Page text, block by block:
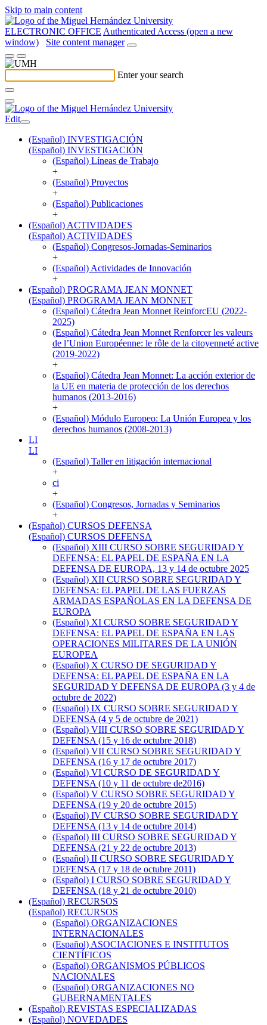
Skip to main content
ELECTRONIC OFFICE Authenticated Access (open a new
window)
Site content manager
Enter your search
Edit
(Español) INVESTIGACIÓN
(Español) INVESTIGACIÓN
(Español) Líneas de Trabajo
+
(Español) Proyectos
+
(Español) Publicaciones
+
(Español) ACTIVIDADES
(Español) ACTIVIDADES
(Español) Congresos-Jornadas-Seminarios
+
(Español) Actividades de Innovación
+
(Español) PROGRAMA JEAN MONNET
(Español) PROGRAMA JEAN MONNET
(Español) Cátedra Jean Monnet ReinforcEU (2022-
2025)
(Español) Cátedra Jean Monnet Renforcer les valeurs
de l’Union Européenne: le rôle de la citoyenneté active
(2019-2022)
+
(Español) Cátedra Jean Monnet: La acción exterior de
la UE en materia de protección de los derechos
humanos (2013-2016)
+
(Español) Módulo Europeo: La Unión Europea y los
derechos humanos (2008-2013)
LI
LI
(Español) Taller en litigación internacional
+
ci
+
(Español) Congresos, Jornadas y Seminarios
+
(Español) CURSOS DEFENSA
(Español) CURSOS DEFENSA
(Español) XIII CURSO SOBRE SEGURIDAD Y
DEFENSA: EL PAPEL DE ESPAÑA EN LA
DEFENSA DE EUROPA, 13 y 14 de octubre 2025
(Español) XII CURSO SOBRE SEGURIDAD Y
DEFENSA: EL PAPEL DE LAS FUERZAS
ARMADAS ESPAÑOLAS EN LA DEFENSA DE
EUROPA
(Español) XI CURSO SOBRE SEGURIDAD Y
DEFENSA: EL PAPEL DE ESPAÑA EN LAS
OPERACIONES MILITARES DE LA UNIÓN
EUROPEA
(Español) X CURSO DE SEGURIDAD Y
DEFENSA: EL PAPEL DE ESPAÑA EN LA
SEGURIDAD Y DEFENSA DE EUROPA (3 y 4 de
octubre de 2022)
(Español) IX CURSO SOBRE SEGURIDAD Y
DEFENSA (4 y 5 de octubre de 2021)
(Español) VIII CURSO SOBRE SEGURIDAD Y
DEFENSA (15 y 16 de octubre 2018)
(Español) VII CURSO SOBRE SEGURIDAD Y
DEFENSA (16 y 17 de octubre 2017)
(Español) VI CURSO DE SEGURIDAD Y
DEFENSA (10 y 11 de octubre de2016)
(Español) V CURSO SOBRE SEGURIDAD Y
DEFENSA (19 y 20 de octubre 2015)
(Español) IV CURSO SOBRE SEGURIDAD Y
DEFENSA (13 y 14 de octubre 2014)
(Español) III CURSO SOBRE SEGURIDAD Y
DEFENSA (21 y 22 de octubre 2013)
(Español) II CURSO SOBRE SEGURIDAD Y
DEFENSA (17 y 18 de octubre 2011)
(Español) I CURSO SOBRE SEGURIDAD Y
DEFENSA (18 y 21 de octubre 2010)
(Español) RECURSOS
(Español) RECURSOS
(Español) ORGANIZACIONES
INTERNACIONALES
(Español) ASOCIACIONES E INSTITUTOS
CIENTÍFICOS
(Español) ORGANISMOS PÚBLICOS
NACIONALES
(Español) ORGANIZACIONES NO
GUBERNAMENTALES
(Español) REVISTAS ESPECIALIZADAS
(Español) NOVEDADES